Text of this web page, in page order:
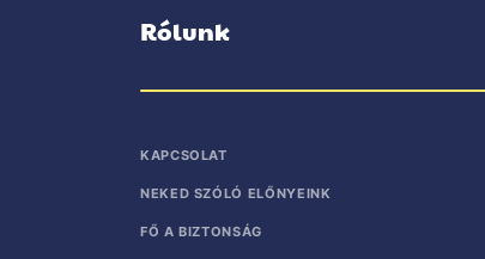
Rólunk
KAPCSOLAT
NEKED SZÓLÓ ELŐNYEINK
FŐ A BIZTONSÁG